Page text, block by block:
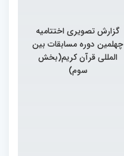
گزارش تصویری اختتامیه
چهلمین دوره مسابقات بین
المللی قرآن کریم(بخش
سوم)